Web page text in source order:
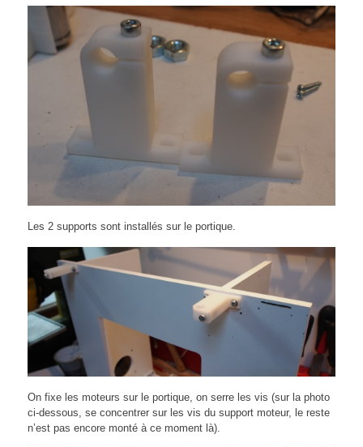
Les 2 supports sont installés sur le portique.
On fixe les moteurs sur le portique, on serre les vis (sur la photo
ci-dessous, se concentrer sur les vis du support moteur, le reste
n’est pas encore monté à ce moment là).